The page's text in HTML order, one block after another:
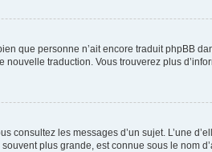
que personne n’ait encore traduit phpBB
traduction. Vous trouverez plus
consultez les messages d’un sujet. L’une
plus grande, est connue sous le nom